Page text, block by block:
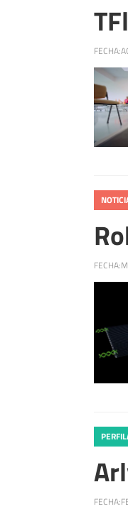
FECHA:
FECHA:
FECHA: